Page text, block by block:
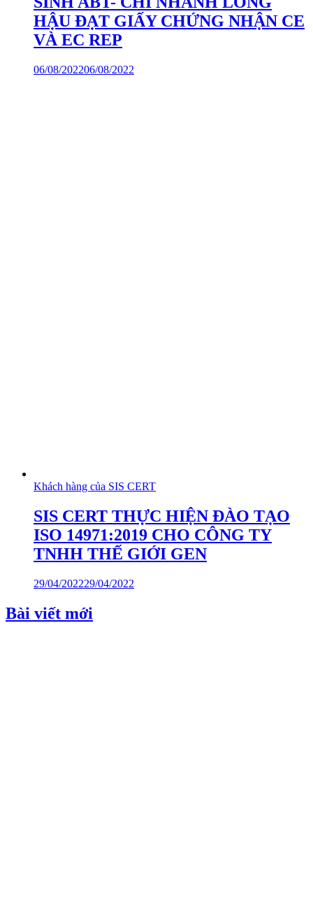
HẬU ĐẠT GIẤY CHỨNG NHẬN CE
VÀ EC REP
06/08/202206/08/2022
Khách hàng của SIS CERT
SIS CERT THỰC HIỆN ĐÀO TẠO
ISO 14971:2019 CHO CÔNG TY
TNHH THẾ GIỚI GEN
29/04/202229/04/2022
Bài viết mới